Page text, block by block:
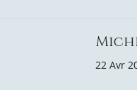
22 Avr